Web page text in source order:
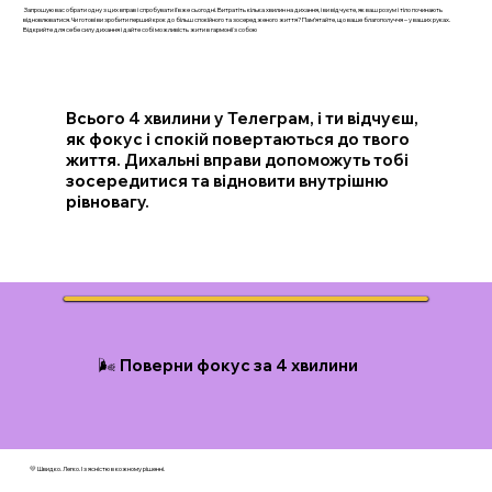
Запрошую вас обрати одну з цих вправ і спробувати її вже сьогодні. Витратіть кілька хвилин на дихання, і ви відчуєте, як ваш розум і тіло починають
відновлюватися. Чи готові ви зробити перший крок до більш спокійного та зосередженого життя? Пам’ятайте, що ваше благополуччя – у ваших руках.
Відкрийте для себе силу дихання і дайте собі можливість жити в гармонії з собою
Всього 4 хвилини у Телеграм, і ти відчуєш,
як фокус і спокій повертаються до твого
життя. Дихальні вправи допоможуть тобі
зосередитися та відновити внутрішню
рівновагу.
🌬️ Поверни фокус за 4 хвилини
💛 Швидко. Легко. І з ясністю в кожному рішенні.